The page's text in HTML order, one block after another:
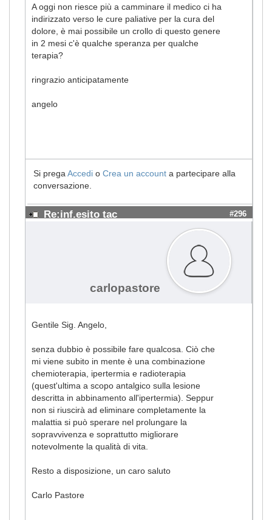
A oggi non riesce più a camminare il medico ci ha
indirizzato verso le cure paliative per la cura del
dolore, è mai possibile un crollo di questo genere
in 2 mesi c'è qualche speranza per qualche
terapia?
ringrazio anticipatamente
angelo
Si prega Accedi o Crea un account a partecipare alla
conversazione.
Re:inf.esito tac #296
carlopastore
Gentile Sig. Angelo,
senza dubbio è possibile fare qualcosa. Ciò che
mi viene subito in mente è una combinazione
chemioterapia, ipertermia e radioterapia
(quest'ultima a scopo antalgico sulla lesione
descritta in abbinamento all'ipertermia). Seppur
non si riuscirà ad eliminare completamente la
malattia si può sperare nel prolungare la
sopravvivenza e soprattutto migliorare
notevolmente la qualità di vita.
Resto a disposizione, un caro saluto
Carlo Pastore